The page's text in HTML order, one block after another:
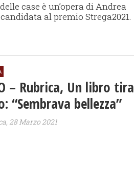
case è un’opera di Andrea
al premio Strega2021.
– Rubrica, Un libro tira
“Sembrava bellezza”
28 Marzo 2021